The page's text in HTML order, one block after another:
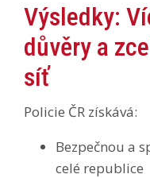
Výsledky:
důvěry a
síť
Policie ČR získává:
Bezpečnou a
celé republice